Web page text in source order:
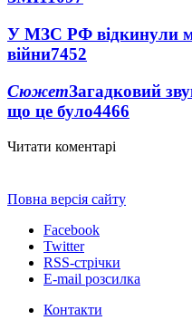
У МЗС РФ відкинули
війни7452
СюжетЗагадковий
що це було4466
Читати коментарі
Повна версія сайту
Facebook
Twitter
RSS-стрічки
E-mail розсилка
Контакти